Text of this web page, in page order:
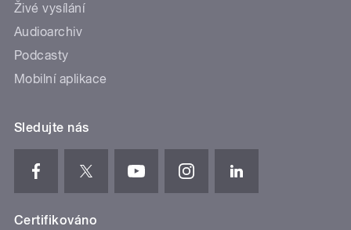
Živé vysílání
Audioarchiv
Podcasty
Mobilní aplikace
Sledujte nás
Certifikováno